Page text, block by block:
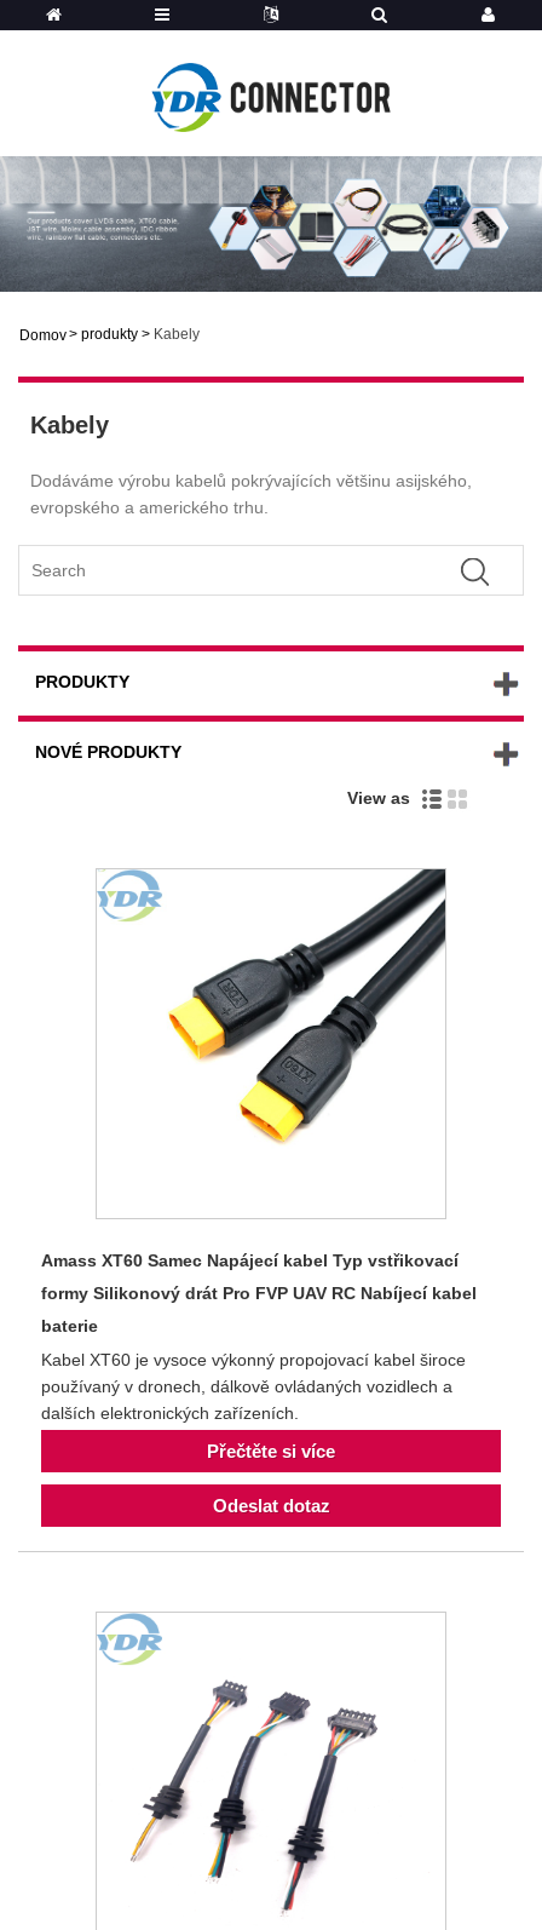
Domov> produkty > Kabely
Kabely
Dodáváme výrobu kabelů pokrývajících většinu asijského,
evropského a amerického trhu.
PRODUKTY
NOVÉ PRODUKTY
View as
Amass XT60 Samec Napájecí kabel Typ vstřikovací
formy Silikonový drát Pro FVP UAV RC Nabíjecí kabel
baterie
Kabel XT60 je vysoce výkonný propojovací kabel široce
používaný v dronech, dálkově ovládaných vozidlech a
dalších elektronických zařízeních.
Přečtěte si více
Odeslat dotaz